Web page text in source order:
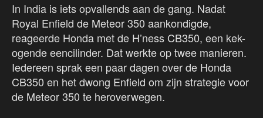
In India is iets opvallends aan de gang. Nadat
Royal Enfield de Meteor 350 aankondigde,
reageerde Honda met de H’ness CB350, een kek-
ogende eencilinder. Dat werkte op twee manieren.
Iedereen sprak een paar dagen over de Honda
CB350 en het dwong Enfield om zijn strategie voor
de Meteor 350 te heroverwegen.